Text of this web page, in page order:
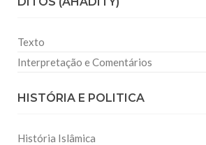
Texto
Interpretação e Comentários
HISTÓRIA E POLITICA
História Islâmica